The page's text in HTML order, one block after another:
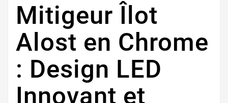
Mitigeur Îlot
Alost en Chrome
: Design LED
Innovant et